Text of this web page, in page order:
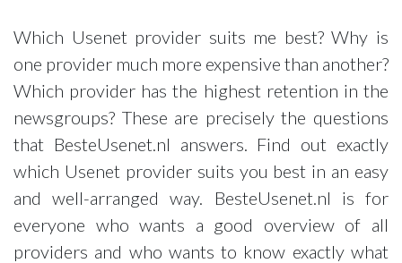
Which Usenet provider suits me best? Why is
one provider much more expensive than another?
Which provider has the highest retention in the
newsgroups? These are precisely the questions
that BesteUsenet.nl answers. Find out exactly
which Usenet provider suits you best in an easy
and well-arranged way. BesteUsenet.nl is for
everyone who wants a good overview of all
providers and who wants to know exactly what